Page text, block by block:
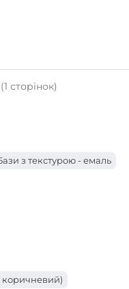
сторінок)
з текстурою - емаль
коричневий)